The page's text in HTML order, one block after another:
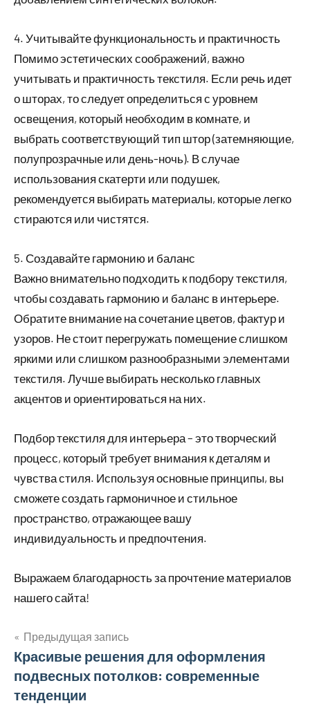
4. Учитывайте функциональность и практичность
Помимо эстетических соображений, важно
учитывать и практичность текстиля. Если речь идет
о шторах, то следует определиться с уровнем
освещения, который необходим в комнате, и
выбрать соответствующий тип штор (затемняющие,
полупрозрачные или день-ночь). В случае
использования скатерти или подушек,
рекомендуется выбирать материалы, которые легко
стираются или чистятся.
5. Создавайте гармонию и баланс
Важно внимательно подходить к подбору текстиля,
чтобы создавать гармонию и баланс в интерьере.
Обратите внимание на сочетание цветов, фактур и
узоров. Не стоит перегружать помещение слишком
яркими или слишком разнообразными элементами
текстиля. Лучше выбирать несколько главных
акцентов и ориентироваться на них.
Подбор текстиля для интерьера – это творческий
процесс, который требует внимания к деталям и
чувства стиля. Используя основные принципы, вы
сможете создать гармоничное и стильное
пространство, отражающее вашу
индивидуальность и предпочтения.
Выражаем благодарность за прочтение материалов
нашего сайта!
Навигация
по
Предыдущая запись
Красивые решения для оформления
подвесных потолков: современные
тенденции